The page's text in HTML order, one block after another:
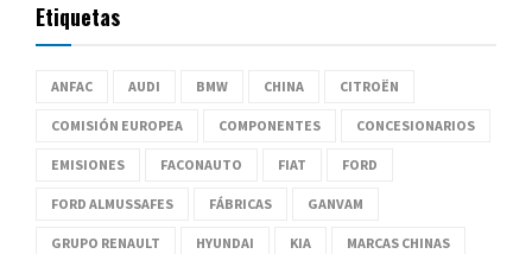
Etiquetas
ANFAC AUDI BMW CHINA CITROËN
COMISIÓN EUROPEA COMPONENTES CONCESIONARIOS
EMISIONES FACONAUTO FIAT FORD
FORD ALMUSSAFES FÁBRICAS GANVAM
GRUPO RENAULT HYUNDAI KIA MARCAS CHINAS